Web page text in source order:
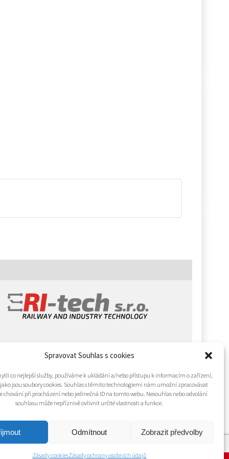
Spravovat Souhlas s cookies
co nejlepší služby, používáme k ukládání a/nebo přístupu k informacím o zařízení,
jsou soubory cookies. Souhlas s těmito technologiemi nám umožní zpracovávat
chování při procházení nebo jedinečná ID na tomto webu. Nesouhlas nebo odvolání
souhlasu může nepříznivě ovlivnit určité vlastnosti a funkce.
Odmítnout Zobrazit předvolby
Zásady cookiesZásady ochrany osobních údajů